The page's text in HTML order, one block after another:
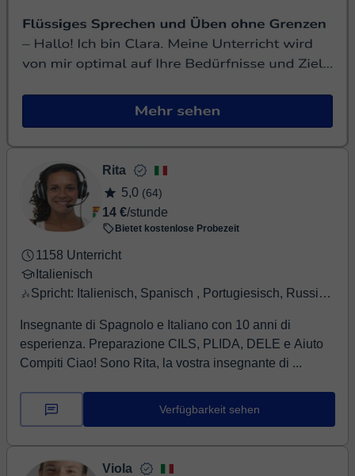
Rita
5,0 (64)
14 €/stunde
Bietet kostenlose Probezeit
1158 Unterricht
Italienisch
Spricht: Italienisch, Spanisch , Portugiesisch, Russisch, Englisch, Französisch
Insegnante di Spagnolo e Italiano con 10 anni di
esperienza. Preparazione CILS, PLIDA, DELE e Aiuto
Compiti Ciao! Sono Rita, la vostra insegnante di ...
Verfügbarkeit sehen
Viola